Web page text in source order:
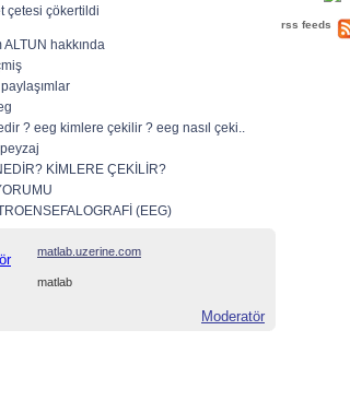
çetesi çökertildi
rss feeds
ALTUN hakkında
paylaşımlar
? eeg kimlere çekilir ? eeg nasıl çeki..
KİMLERE ÇEKİLİR?
(EEG)
matlab.uzerine.com
matlab
Moderatör